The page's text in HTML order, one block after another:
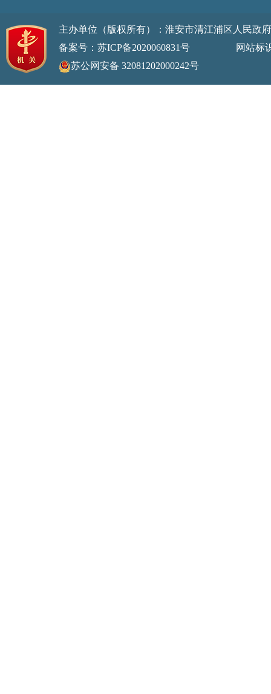
主办单位（版权所有）：淮安市清江浦区人民
备案号：苏ICP备2020060831号
网站标识码
苏公网安备 32081202000242号